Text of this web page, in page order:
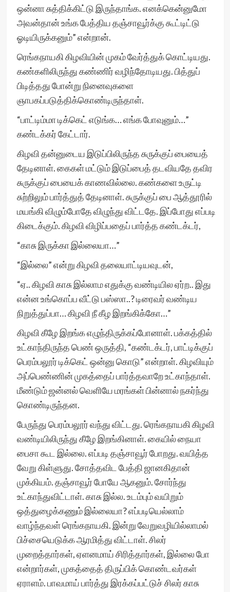
ஒன்னா சுத்திக்கிட்டு இருந்தாங்க. எனக்கென்னுமோ
அவன்தான் உங்க பேத்திய தஞ்சாவூர்க்கு கூட்டிட்டு
ஓடியிருக்கனும்” என்றான்.
ரெங்கநாயகி கிழவியின் முகம் வேர்த்துக் கொட்டியது.
கண்களிலிருந்து கண்ணிர் வழிந்தோடியது. பித்துப்
பிடித்தது போன்று நினைவுகளை
ஞாபகப்படுத்திக்கொண்டிருந்தாள்.
“பாட்டிம்மா டிக்கெட் எடுங்க… எங்க போவுனும்…”
கண்டக்கர் கேட்டார்.
கிழவி தன்னுடைய இடுப்பிலிருந்த சுருக்குப் பையைத்
தேடினாள். கைகள் மட்டும் இடுப்பைத் தடவியதே தவிர
சுருக்குப் பையைக் காணவில்லை. கண்களை உருட்டி
சுற்றிலும் பார்த்துத் தேடினாள். சுருக்குப் பை ஆத்தூரில்
மயங்கி விழும்போதே விழுந்து விட்டதே. இப்போது எப்படி
கிடைக்கும். கிழவி விழிப்பதைப் பார்த்த கண்டக்டர்,
“காசு இருக்கா இல்லையா…”
“இல்லை” என்று கிழவி தலையாட்டியவுடன்,
“ஏ.. கிழவி காசு இல்லாம எதுக்கு வண்டியில ஏர்ற.. இது
என்ன உங்கொப்ப வீட்டு பஸ்ஸா..? டிரைவர் வண்டிய
நிறுத்துப்பா… கிழவி நீ கீழ இறங்கிக்கோ…”
கிழவி கீழே இறங்க எழுந்திருக்கப்போனாள். பக்கத்தில்
உட்காந்திருந்த பெண் ஒருத்தி, “கண்டக்டர், பாட்டிக்குப்
பெரம்பலூர் டிக்கெட் ஒன்னு கொடு” என்றாள். கிழவியும்
அப்பெண்ணின் முகத்தைப் பார்த்தவாறே உட்காந்தாள்.
மீண்டும் ஜன்னல் வெளியே மரங்கள் பின்னால் நகர்ந்து
கொண்டிருந்தன.
பேருந்து பெரம்பலூர் வந்து விட்டது. ரெங்கநாயகி கிழவி
வண்டியிலிருந்து கீழே இறங்கினாள். கையில் நையா
பைசா கூட இல்லை. எப்படி தஞ்சாவூர் போறது. வயித்த
வேறு கிள்ளுது. சோத்தவிட பேத்தி ஜானகிதான்
முக்கியம். தஞ்சாவூர் போயே ஆகனும். சோர்ந்து
உட்காந்துவிட்டாள். காசு இல்ல. உடம்பும் வயிறும்
ஒத்துழைக்கணும் இல்லையா? எப்படியெல்லாம்
வாழ்ந்தவள் ரெங்கநாயகி. இன்று வேறுவழியில்லாமல்
பிச்சையெடுக்க ஆரமித்து விட்டாள். சிலர்
முறைத்தார்கள், ஏளனமாய் சிரித்தார்கள், இல்லை போ
என்றார்கள், முகத்தைத் திருப்பிக் கொண்டவர்கள்
ஏராளம். பாவமாய் பார்த்து இரக்கப்பட்டுச் சிலர் காசு